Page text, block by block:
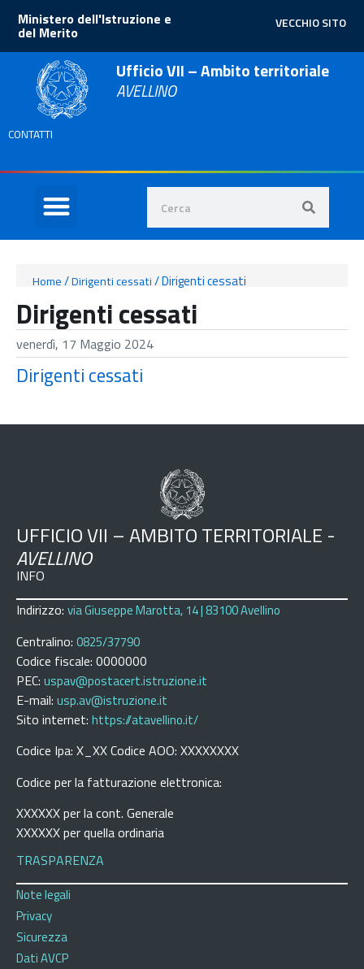
VECCHIO SITO
Ministero dell'Istruzione e
del Merito
Ufficio VII – Ambito territoriale
AVELLINO
CONTATTI
Home/Dirigenti cessati/Dirigenti cessati
Dirigenti cessati
venerdì, 17 Maggio 2024
Dirigenti cessati
UFFICIO VII – AMBITO TERRITORIALE -
AVELLINO
INFO
Indirizzo: via Giuseppe Marotta, 14 | 83100 Avellino
Centralino: 0825/37790
Codice fiscale: 0000000
PEC: uspav@postacert.istruzione.it
E-mail: usp.av@istruzione.it
Sito internet: https://atavellino.it/
Codice Ipa: X_XX Codice AOO: XXXXXXXX
Codice per la fatturazione elettronica:
XXXXXX per la cont. Generale
XXXXXX per quella ordinaria
TRASPARENZA
Note legali
Privacy
Sicurezza
Dati AVCP